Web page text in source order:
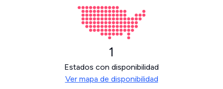
1
Estados con disponibilidad
Ver mapa de disponibilidad